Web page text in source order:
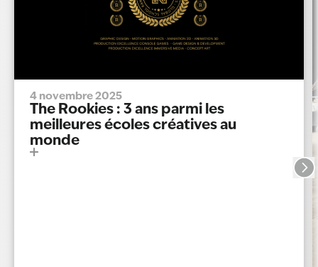
4 novembre 2025
The Rookies : 3 ans parmi les
meilleures écoles créatives au
monde